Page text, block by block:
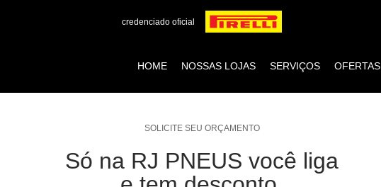
credenciado oficial
HOME NOSSAS LOJAS SERVIÇOS OFERTAS
SOLICITE SEU ORÇAMENTO
Só na RJ PNEUS você liga